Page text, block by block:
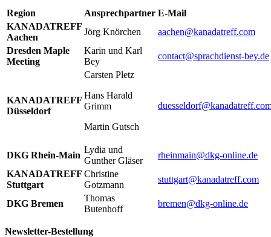
Region Ansprechpartner E-Mail
KANADATREFF
Aachen
Jörg Knörchen
aachen@kanadatreff.com
Dresden Maple
Meeting
Karin und Karl
Bey
contact@sprachdienst-bey.de
KANADATREFF
Düsseldorf
Carsten Pletz
Hans Harald
Grimm
Martin Gutsch
DKG Rhein-Main
Lydia und
Gunther Gläser
rheinmain@dkg-online.de
KANADATREFF
Stuttgart
Christine
Gotzmann
stuttgart@kanadatreff.com
DKG Bremen
Thomas
Butenhoff
bremen@dkg-online.de
Newsletter-Bestellung